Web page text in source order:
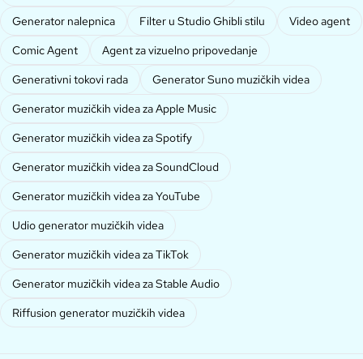
Generator nalepnica
Filter u Studio Ghibli stilu
Video agent
Comic Agent
Agent za vizuelno pripovedanje
Generativni tokovi rada
Generator Suno muzičkih videa
Generator muzičkih videa za Apple Music
Generator muzičkih videa za Spotify
Generator muzičkih videa za SoundCloud
Generator muzičkih videa za YouTube
Udio generator muzičkih videa
Generator muzičkih videa za TikTok
Generator muzičkih videa za Stable Audio
Riffusion generator muzičkih videa